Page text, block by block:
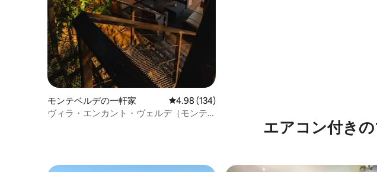
モンテベルデの一軒家 レビュー134件、5つ星中4.98つ星の平均評価
4.98 (134)
ヴィラ・エンカント・ヴェルデ（モンテ
エアコン付き